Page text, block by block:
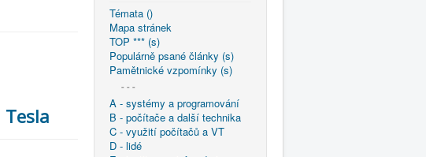
Tesla
Témata ()
Mapa stránek
TOP *** (s)
Populárně psané články (s)
Pamětnické vzpomínky (s)
- - -
A - systémy a programování
B - počítače a další technika
C - využití počítačů a VT
D - lidé